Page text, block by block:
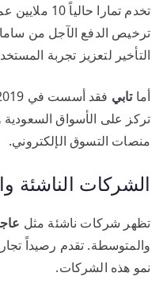
التأخير لتعزيز تجربة
أماتابي
تركز على الأسواق
منصات التسوق الإلكتروني.
الشركات الناشئة
تظهر شركات ناشئة مثل
نمو هذه الشركات.